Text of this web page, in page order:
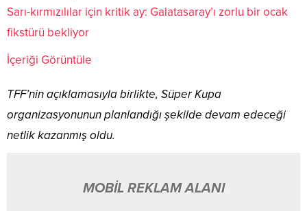
Sarı-kırmızılılar için kritik ay: Galatasaray’ı zorlu bir ocak
fikstürü bekliyor
İçeriği Görüntüle
TFF’nin açıklamasıyla birlikte, Süper Kupa
organizasyonunun planlandığı şekilde devam edeceği
netlik kazanmış oldu.
MOBİL REKLAM ALANI